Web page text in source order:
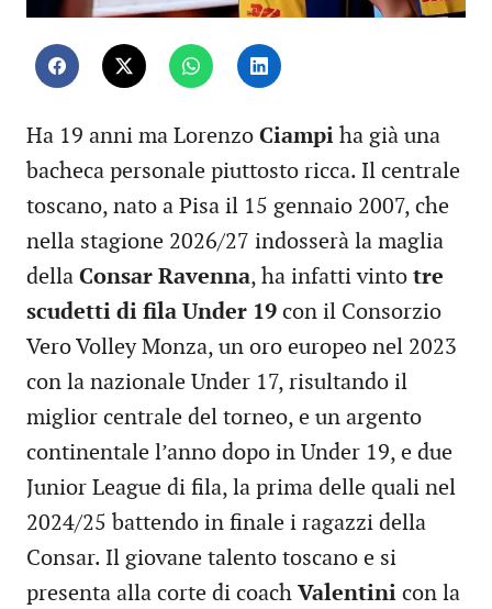
Ha 19 anni ma Lorenzo Ciampi ha già una
bacheca personale piuttosto ricca. Il centrale
toscano, nato a Pisa il 15 gennaio 2007, che
nella stagione 2026/27 indosserà la maglia
della Consar Ravenna, ha infatti vinto tre
scudetti di fila Under 19 con il Consorzio
Vero Volley Monza, un oro europeo nel 2023
con la nazionale Under 17, risultando il
miglior centrale del torneo, e un argento
continentale l’anno dopo in Under 19, e due
Junior League di fila, la prima delle quali nel
2024/25 battendo in finale i ragazzi della
Consar. Il giovane talento toscano e si
presenta alla corte di coach Valentini con la